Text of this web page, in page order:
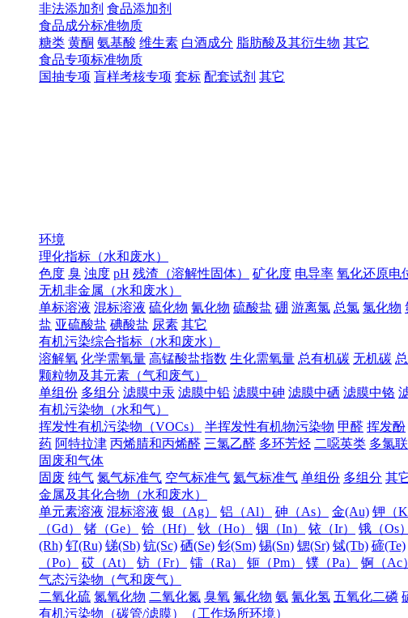
非法添加剂 食品添加剂
食品成分标准物质
糖类 黄酮 氨基酸 维生素 白酒成分 脂肪酸及其衍生物 其它
食品专项标准物质
国抽专项 盲样考核专项 套标 配套试剂 其它
环境
理化指标（水和废水）
色度 臭 浊度 pH 残渣（溶解性固体） 矿化度 电导率 氧化还原电
无机非金属（水和废水）
单标溶液 混标溶液 硫化物 氰化物 硫酸盐 硼 游离氯 总氯 氯化物
盐 亚硫酸盐 碘酸盐 尿素 其它
有机污染综合指标（水和废水）
溶解氧 化学需氧量 高锰酸盐指数 生化需氧量 总有机碳 无机碳
颗粒物及其元素（气和废气）
单组份 多组分 滤膜中汞 滤膜中铅 滤膜中砷 滤膜中硒 滤膜中铬
有机污染物（水和气）
挥发性有机污染物（VOCs）
半挥发性有机物污染物 甲醛 挥发酚
药 阿特拉津 丙烯腈和丙烯醛 三氯乙醛 多环芳烃 二噁英类 多氯
固废和气体
固废 纯气 氮气标准气 空气标准气 氦气标准气 单组份 多组分 其
金属及其化合物（水和废水）
单元素溶液 混标溶液 银（Ag） 铝（Al） 砷（As） 金(Au) 钾（K
（Gd）
锗（Ge） 铪（Hf） 钬（Ho） 铟（In） 铱（Ir） 锇（Os）
(Rh) 钌(Ru) 锑(Sb) 钪(Sc) 硒(Se) 钐(Sm) 锡(Sn) 锶(Sr) 铽(Tb) 碲(Te)
（Po）
砹（At） 钫（Fr） 镭（Ra） 钷（Pm） 镤（Pa）
锕（Ac）
气态污染物（气和废气）
二氧化硫 氮氧化物 二氧化氮 臭氧 氟化物 氨 氰化氢 五氧化二磷
有机污染物（碳管/滤膜）（工作场所环境）